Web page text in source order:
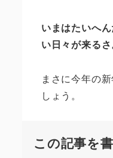
いまはたいへ
い日々が来るさ
まさに今年の
しょう。
この記事を